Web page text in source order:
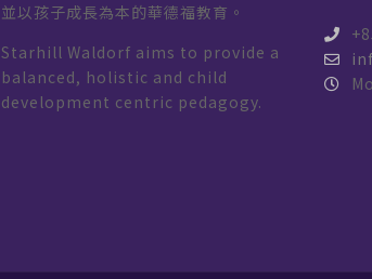
並以孩子成長為本的華德福教育。
Starhill Waldorf aims to provide a
balanced, holistic and child
development centric pedagogy.